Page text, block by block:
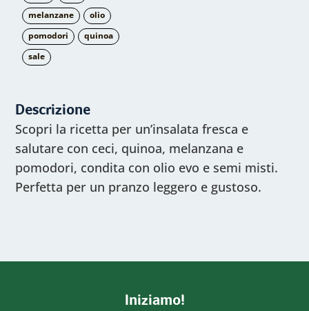
melanzane
olio
pomodori
quinoa
sale
Descrizione
Scopri la ricetta per un’insalata fresca e
salutare con ceci, quinoa, melanzana e
pomodori, condita con olio evo e semi misti.
Perfetta per un pranzo leggero e gustoso.
Iniziamo!